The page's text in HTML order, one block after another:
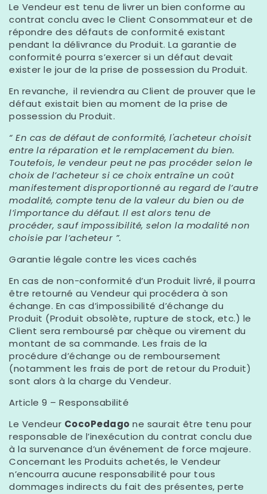
Le Vendeur est tenu de livrer un bien conforme au
contrat conclu avec le Client Consommateur et de
répondre des défauts de conformité existant
pendant la délivrance du Produit. La garantie de
conformité pourra s’exercer si un défaut devait
exister le jour de la prise de possession du Produit.
En revanche, il reviendra au Client de prouver que le
défaut existait bien au moment de la prise de
possession du Produit.
“ En cas de défaut de conformité, l'acheteur choisit
entre la réparation et le remplacement du bien.
Toutefois, le vendeur peut ne pas procéder selon le
choix de l’acheteur si ce choix entraîne un coût
manifestement disproportionné au regard de l’autre
modalité, compte tenu de la valeur du bien ou de
l’importance du défaut. Il est alors tenu de
procéder, sauf impossibilité, selon la modalité non
choisie par l’acheteur ”.
Garantie légale contre les vices cachés
En cas de non-conformité d’un Produit livré, il pourra
être retourné au Vendeur qui procédera à son
échange. En cas d’impossibilité d’échange du
Produit (Produit obsolète, rupture de stock, etc.) le
Client sera remboursé par chèque ou virement du
montant de sa commande. Les frais de la
procédure d’échange ou de remboursement
(notamment les frais de port de retour du Produit)
sont alors à la charge du Vendeur.
Article 9 – Responsabilité
Le Vendeur CocoPedago ne saurait être tenu pour
responsable de l’inexécution du contrat conclu due
à la survenance d’un événement de force majeure.
Concernant les Produits achetés, le Vendeur
n’encourra aucune responsabilité pour tous
dommages indirects du fait des présentes, perte